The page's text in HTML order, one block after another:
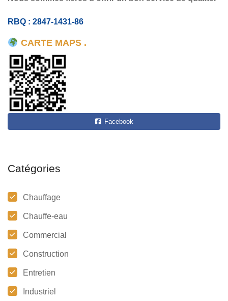
RBQ : 2847-1431-86
CARTE MAPS .
Facebook
Catégories
Chauffage
Chauffe-eau
Commercial
Construction
Entretien
Industriel